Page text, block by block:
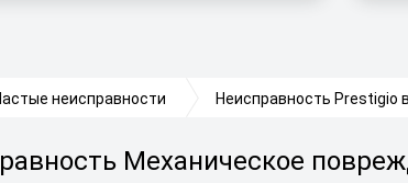
неисправности Неисправность Prestigio
Механическое